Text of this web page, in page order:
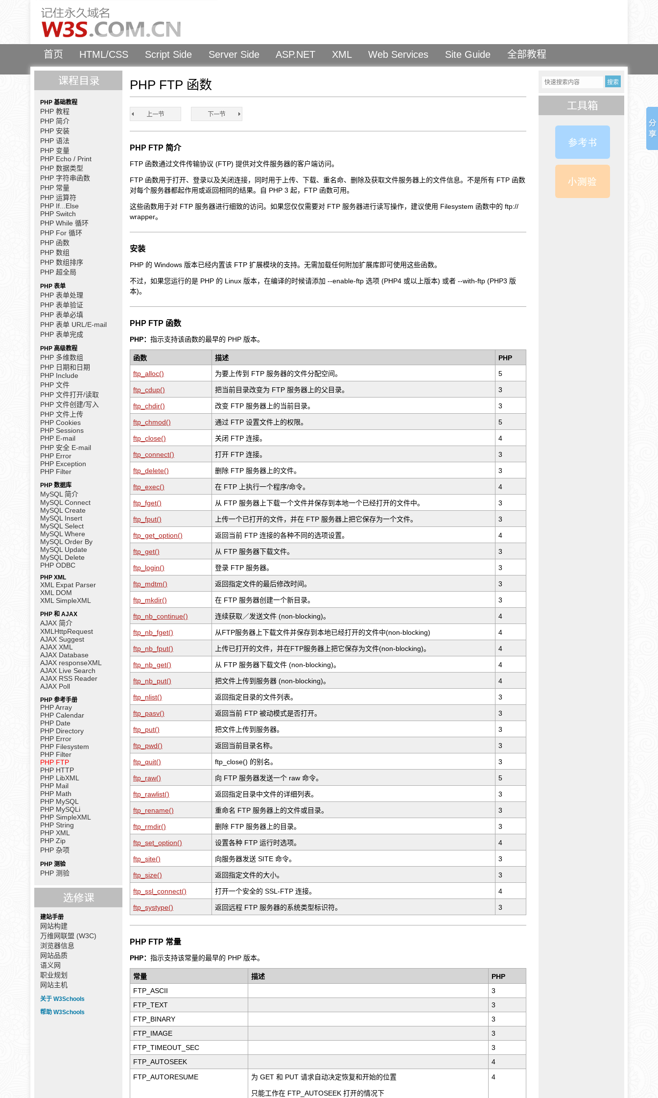
首页 HTML/CSS Script Side Server Side ASP.NET XML Web Services Site Guide 全部教程
PHP 基础教程
PHP 教程
PHP 简介
PHP 安装
PHP 语法
PHP 变量
PHP Echo / Print
PHP 数据类型
PHP 字符串函数
PHP 常量
PHP 运算符
PHP If...Else
PHP Switch
PHP While 循环
PHP For 循环
PHP 函数
PHP 数组
PHP 数组排序
PHP 超全局
PHP 表单
PHP 表单处理
PHP 表单验证
PHP 表单必填
PHP 表单 URL/E-mail
PHP 表单完成
PHP 高级教程
PHP 多维数组
PHP 日期和日期
PHP Include
PHP 文件
PHP 文件打开/读取
PHP 文件创建/写入
PHP 文件上传
PHP Cookies
PHP Sessions
PHP E-mail
PHP 安全 E-mail
PHP Error
PHP Exception
PHP Filter
PHP 数据库
MySQL 简介
MySQL Connect
MySQL Create
MySQL Insert
MySQL Select
MySQL Where
MySQL Order By
MySQL Update
MySQL Delete
PHP ODBC
PHP XML
XML Expat Parser
XML DOM
XML SimpleXML
PHP 和 AJAX
AJAX 简介
XMLHttpRequest
AJAX Suggest
AJAX XML
AJAX Database
AJAX responseXML
AJAX Live Search
AJAX RSS Reader
AJAX Poll
PHP 参考手册
PHP Array
PHP Calendar
PHP Date
PHP Directory
PHP Error
PHP Filesystem
PHP Filter
PHP FTP
PHP HTTP
PHP LibXML
PHP Mail
PHP Math
PHP MySQL
PHP MySQLi
PHP SimpleXML
PHP String
PHP XML
PHP Zip
PHP 杂项
PHP 测验
PHP 测验
建站手册
网站构建
万维网联盟 (W3C)
浏览器信息
网站品质
语义网
职业规划
网站主机
关于 W3Schools
帮助 W3Schools
PHP FTP 函数
PHP FTP 简介
FTP 函数通过文件传输协议 (FTP) 提供对文件服务器的客户端访问。
FTP 函数用于打开、登录以及关闭连接，同时用于上传、下载、重名命、删除及获取文件服务器上的文件信息。不是所有 FTP 函数
对每个服务器都起作用或返回相同的结果。自 PHP 3 起，FTP 函数可用。
这些函数用于对 FTP 服务器进行细致的访问。如果您仅仅需要对 FTP 服务器进行读写操作，建议使用 Filesystem 函数中的 ftp://
wrapper。
安装
PHP 的 Windows 版本已经内置该 FTP 扩展模块的支持。无需加载任何附加扩展库即可使用这些函数。
不过，如果您运行的是 PHP 的 Linux 版本，在编译的时候请添加 --enable-ftp 选项 (PHP4 或以上版本) 或者 --with-ftp (PHP3 版
本)。
PHP FTP 函数
PHP： 指示支持该函数的最早的 PHP 版本。
函数 描述
PHP
ftp_alloc()
为要上传到 FTP 服务器的文件分配空间。 5
ftp_cdup() 把当前目录改变为 FTP 服务器上的父目录。 3
ftp_chdir() 改变 FTP 服务器上的当前目录。 3
ftp_chmod() 通过 FTP 设置文件上的权限。 5
ftp_close() 关闭 FTP 连接。 4
ftp_connect() 打开 FTP 连接。 3
ftp_delete() 删除 FTP 服务器上的文件。 3
ftp_exec() 在 FTP 上执行一个程序/命令。 4
ftp_fget() 从 FTP 服务器上下载一个文件并保存到本地一个已经打开的文件中。 3
ftp_fput() 上传一个已打开的文件，并在 FTP 服务器上把它保存为一个文件。 3
ftp_get_option() 返回当前 FTP 连接的各种不同的选项设置。 4
ftp_get() 从 FTP 服务器下载文件。 3
ftp_login() 登录 FTP 服务器。 3
ftp_mdtm() 返回指定文件的最后修改时间。 3
ftp_mkdir() 在 FTP 服务器创建一个新目录。 3
ftp_nb_continue() 连续获取／发送文件 (non-blocking)。 4
ftp_nb_fget() 从FTP服务器上下载文件并保存到本地已经打开的文件中(non-blocking) 4
ftp_nb_fput() 上传已打开的文件，并在FTP服务器上把它保存为文件(non-blocking)。 4
ftp_nb_get() 从 FTP 服务器下载文件 (non-blocking)。 4
ftp_nb_put() 把文件上传到服务器 (non-blocking)。 4
ftp_nlist() 返回指定目录的文件列表。 3
ftp_pasv() 返回当前 FTP 被动模式是否打开。 3
ftp_put() 把文件上传到服务器。 3
ftp_pwd() 返回当前目录名称。 3
ftp_quit() ftp_close() 的别名。 3
ftp_raw() 向 FTP 服务器发送一个 raw 命令。 5
ftp_rawlist() 返回指定目录中文件的详细列表。 3
ftp_rename() 重命名 FTP 服务器上的文件或目录。 3
ftp_rmdir() 删除 FTP 服务器上的目录。 3
ftp_set_option() 设置各种 FTP 运行时选项。 4
ftp_site() 向服务器发送 SITE 命令。 3
ftp_size() 返回指定文件的大小。 3
ftp_ssl_connect() 打开一个安全的 SSL-FTP 连接。 4
ftp_systype() 返回远程 FTP 服务器的系统类型标识符。 3
PHP FTP 常量
PHP： 指示支持该常量的最早的 PHP 版本。
常量 描述
PHP
FTP_ASCII
3
FTP_TEXT
3
FTP_BINARY
3
FTP_IMAGE
3
FTP_TIMEOUT_SEC
3
FTP_AUTOSEEK
4
FTP_AUTORESUME
为 GET 和 PUT 请求自动决定恢复和开始的位置
只能工作在 FTP_AUTOSEEK 打开的情况下
4